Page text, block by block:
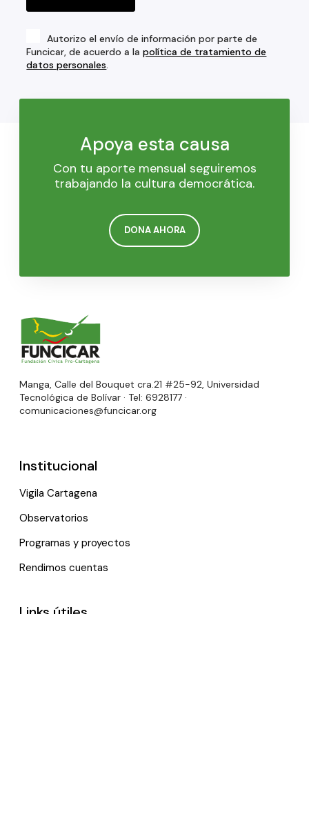
Autorizo el envío de información por parte de
Funcicar, de acuerdo a lapolítica de tratamiento de
datos personales.
Apoya esta causa
Con tu aporte mensual seguiremos
trabajando la cultura democrática.
DONA AHORA
Manga, Calle del Bouquet cra.21 #25-92, Universidad
Tecnológica de Bolívar · Tel: 6928177 ·
comunicaciones@funcicar.org
Institucional
Vigila Cartagena
Observatorios
Programas y proyectos
Rendimos cuentas
Links útiles